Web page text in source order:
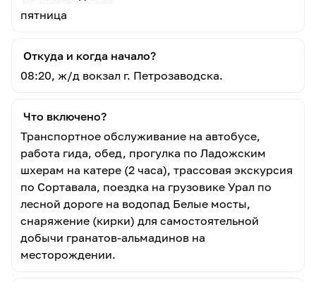
пятница
Откуда и когда начало?
08:20, ж/д вокзал г. Петрозаводска.
Что включено?
Транспортное обслуживание на автобусе,
работа гида, обед, прогулка по Ладожским
шхерам на катере (2 часа), трассовая экскурсия
по Сортавала, поездка на грузовике Урал по
лесной дороге на водопад Белые мосты,
снаряжение (кирки) для самостоятельной
добычи гранатов-альмадинов на
месторождении.